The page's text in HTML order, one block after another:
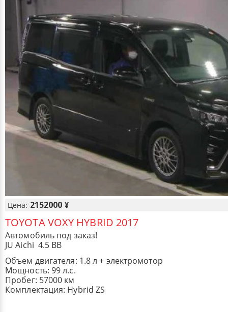
Цена: 2152000 ¥
TOYOTA VOXY HYBRID 2017
Автомобиль под заказ!
JU Aichi 4.5 BB
Объем двигателя: 1.8 л + электромотор
Мощность: 99 л.с.
Пробег: 57000 км
Комплектация: ​Hybrid ZS